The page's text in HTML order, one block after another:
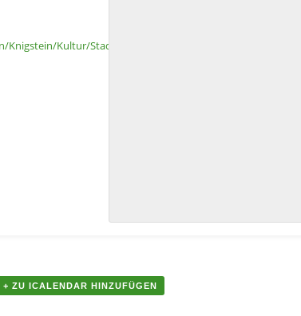
Knigstein/Kultur/Stadtgeschichte/BurgFalkenstein
+ ZU ICALENDAR HINZUFÜGEN